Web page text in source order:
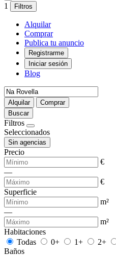
1 Filtros
Alquilar
Comprar
Publica tu anuncio
Registrarme
Iniciar sesión
Blog
Alquilar
Comprar
Buscar
Filtros
Seleccionados
Sin agencias
Precio
€
—
€
Superficie
m²
—
m²
Habitaciones
Todas
0+ 1+ 2+
Baños